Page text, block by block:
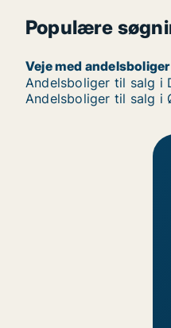
Populære
Veje med
Andelsboliger til salg i
Andelsboliger til salg i